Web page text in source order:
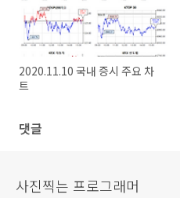
2020.11.10 국내 증시 주요 차
트
댓글
사진찍는 프로그래머